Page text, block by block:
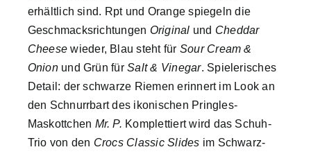
erhältlich sind. Rpt und Orange spiegeln die
Geschmacksrichtungen Original und Cheddar
Cheese wieder, Blau steht für Sour Cream &
Onionund Grün fürSalt & Vinegar. Spielerisches
Detail: der schwarze Riemen erinnert im Look an
den Schnurrbart des ikonischen Pringles-
Maskottchen Mr. P. Komplettiert wird das Schuh-
Trio von den Crocs Classic Slides im Schwarz-